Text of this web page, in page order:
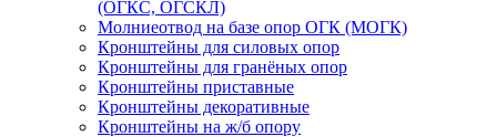
(ОГКС, ОГСКЛ)
Молниеотвод на базе опор ОГК (МОГК)
Кронштейны для силовых опор
Кронштейны для гранёных опор
Кронштейны приставные
Кронштейны декоративные
Кронштейны на ж/б опору